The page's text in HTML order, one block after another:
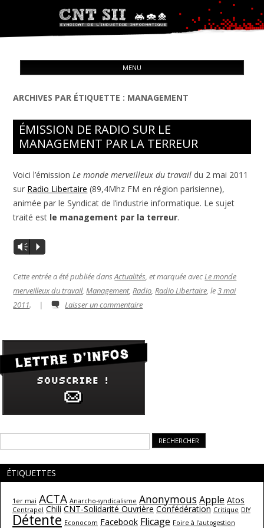
CNT – Solidarité Ouvrière
MENU
ARCHIVES PAR ÉTIQUETTE : MANAGEMENT
ÉMISSION DE RADIO SUR LE
MANAGEMENT PAR LA TERREUR
Voici l’émissionLe monde merveilleux du travail du 2 mai 2011
sur Radio Libertaire (89,4Mhz FM en région parisienne),
animée par le Syndicat de l’industrie informatique. Le sujet
traité est le management par la terreur.
Vm P
Cette entrée a été publiée dansActualités, et marquée avecLe monde
merveilleux du travail,Management,Radio,Radio Libertaire, le3 mai
2011. | Laisser un commentaire
ÉTIQUETTES
1er mai ACTA Anarcho-syndicalisme AnonymousApple Atos
Centrapel Chili CNT-Solidarité Ouvrière Confédération Critique DIY
Détente Econocom Facebook Flicage Foire à l'autogestion